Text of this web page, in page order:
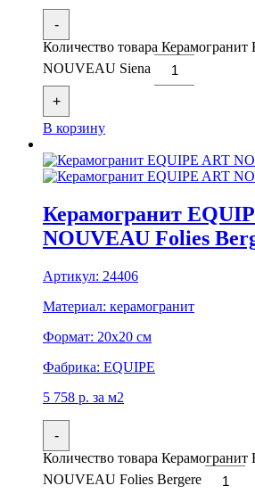
-
Количество товара
NOUVEAU Siena
+
В корзину
Керамогранит
NOUVEAU Folies
Артикул: 24406
Материал: керамогранит
Формат: 20x20 см
Фабрика: EQUIPE
5 758 р. за м2
-
Количество товара
NOUVEAU Folies Bergere